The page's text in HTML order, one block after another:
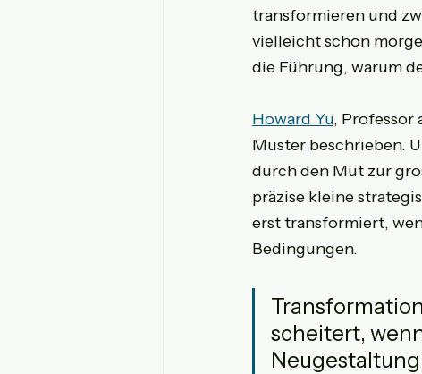
transformieren und
vielleicht schon
die Führung, warum
Howard Yu, Professor
Muster beschrieben.
durch den Mut zur
präzise kleine
erst transformiert,
Bedingungen.
scheitert,